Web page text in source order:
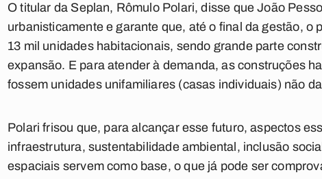
O titular da Seplan, Rômulo Polari, disse que João
urbanisticamente e garante que, até o final da gestão,
13 mil unidades habitacionais, sendo grande parte
expansão. E para atender à demanda, as construções
fossem unidades unifamiliares (casas individuais) não
Polari frisou que, para alcançar esse futuro, aspectos
infraestrutura, sustentabilidade ambiental, inclusão
espaciais servem como base, o que já pode ser